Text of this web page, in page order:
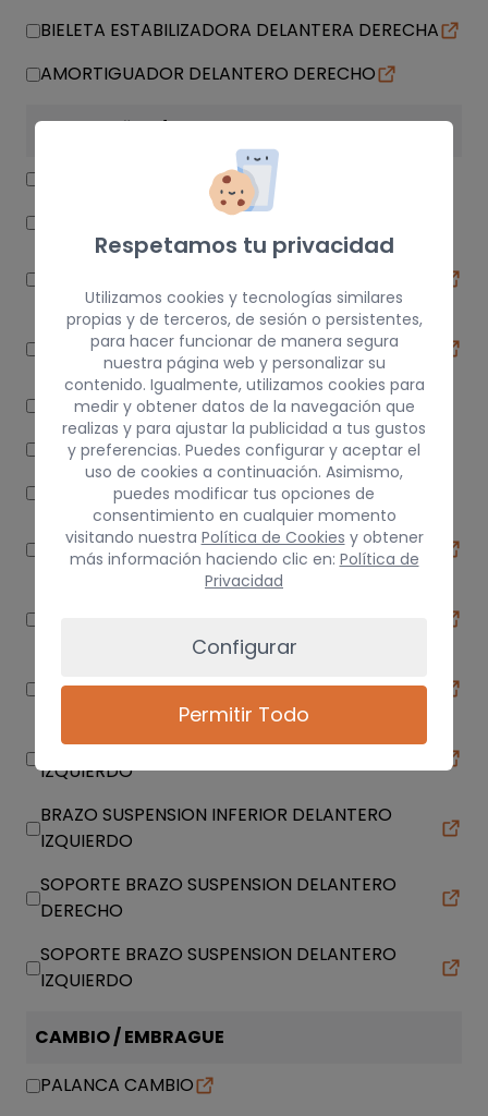
BIELETA ESTABILIZADORA DELANTERA DERECHA
AMORTIGUADOR DELANTERO DERECHO
SUSPENSIÃ“N / FRENOS
BARRA ESTABILIZADORA TRASERA
BRAZO SUSPENSION INFERIOR DELANTERO
DERECHO
BRAZO SUSPENSION INFERIOR TRASERO
DERECHO
BARRA ESTABILIZADORA DELANTERA
PINZA DE FRENO DELANTERA IZQUIERDA
PINZA DE FRENO DELANTERA DERECHA
BRAZO SUSPENSION SUPERIOR TRASERO
DERECHO
BRAZO SUSPENSION SUPERIOR TRASERO
IZQUIERDO
BRAZO SUSPENSION INFERIOR DELANTERO
IZQUIERDO
SOPORTE BRAZO SUSPENSION DELANTERO
DERECHO
SOPORTE BRAZO SUSPENSION DELANTERO
IZQUIERDO
CAMBIO / EMBRAGUE
PALANCA CAMBIO
Respetamos tu privacidad
Utilizamos cookies y tecnologías similares
propias y de terceros, de sesión o persistentes,
para hacer funcionar de manera segura
nuestra página web y personalizar su
contenido. Igualmente, utilizamos cookies para
medir y obtener datos de la navegación que
realizas y para ajustar la publicidad a tus gustos
y preferencias. Puedes configurar y aceptar el
uso de cookies a continuación. Asimismo,
puedes modificar tus opciones de
consentimiento en cualquier momento
visitando nuestra Política de Cookies y obtener
más información haciendo clic en: Política de
Privacidad
Configurar
Permitir Todo